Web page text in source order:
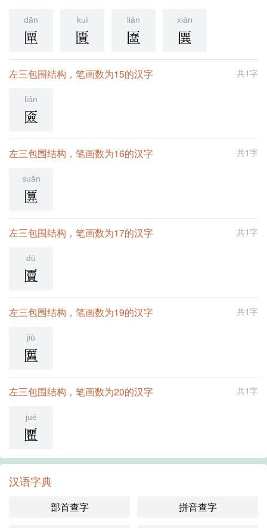
dān
匰
kuì
匱
lián
匲
xiàn
㔵
共1字
左三包围结构，笔画数为15的汉字
lián
匳
共1字
左三包围结构，笔画数为16的汉字
suǎn
匴
共1字
左三包围结构，笔画数为17的汉字
dú
匵
共1字
左三包围结构，笔画数为19的汉字
jiù
匶
共1字
左三包围结构，笔画数为20的汉字
jué
匷
汉语字典
部首查字 拼音查字